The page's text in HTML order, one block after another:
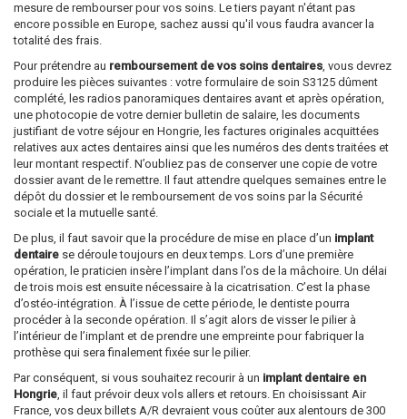
mesure de rembourser pour vos soins. Le tiers payant n'étant pas
encore possible en Europe, sachez aussi qu'il vous faudra avancer la
totalité des frais.
Pour prétendre au remboursement de vos soins dentaires, vous devrez
produire les pièces suivantes : votre formulaire de soin S3125 dûment
complété, les radios panoramiques dentaires avant et après opération,
une photocopie de votre dernier bulletin de salaire, les documents
justifiant de votre séjour en Hongrie, les factures originales acquittées
relatives aux actes dentaires ainsi que les numéros des dents traitées et
leur montant respectif. N’oubliez pas de conserver une copie de votre
dossier avant de le remettre. Il faut attendre quelques semaines entre le
dépôt du dossier et le remboursement de vos soins par la Sécurité
sociale et la mutuelle santé.
De plus, il faut savoir que la procédure de mise en place d’un implant
dentaire se déroule toujours en deux temps. Lors d’une première
opération, le praticien insère l’implant dans l’os de la mâchoire. Un délai
de trois mois est ensuite nécessaire à la cicatrisation. C’est la phase
d’ostéo-intégration. À l’issue de cette période, le dentiste pourra
procéder à la seconde opération. Il s’agit alors de visser le pilier à
l’intérieur de l’implant et de prendre une empreinte pour fabriquer la
prothèse qui sera finalement fixée sur le pilier.
Par conséquent, si vous souhaitez recourir à un implant dentaire en
Hongrie, il faut prévoir deux vols allers et retours. En choisissant Air
France, vos deux billets A/R devraient vous coûter aux alentours de 300